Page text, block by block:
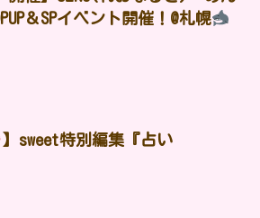
＆SPイベント開催！@札幌
】sweet特別編集『占い